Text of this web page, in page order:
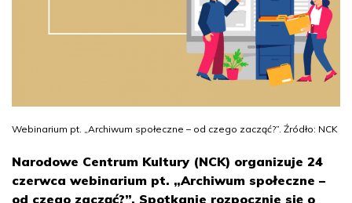
Webinarium pt. „Archiwum społeczne – od czego zacząć?”. Źródło: NCK
Narodowe Centrum Kultury (NCK) organizuje 24
czerwca webinarium pt. „Archiwum społeczne –
od czego zacząć?”. Spotkanie rozpocznie się o